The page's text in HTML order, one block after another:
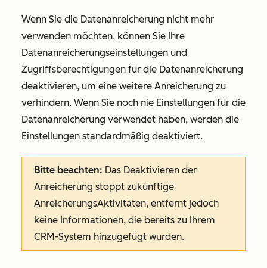
Wenn Sie die Datenanreicherung nicht mehr
verwenden möchten, können Sie Ihre
Datenanreicherungseinstellungen und
Zugriffsberechtigungen für die Datenanreicherung
deaktivieren, um eine weitere Anreicherung zu
verhindern. Wenn Sie noch nie Einstellungen für die
Datenanreicherung verwendet haben, werden die
Einstellungen standardmäßig deaktiviert.
Bitte beachten: Das Deaktivieren der
Anreicherung stoppt zukünftige
AnreicherungsAktivitäten, entfernt jedoch
keine Informationen, die bereits zu Ihrem
CRM-System hinzugefügt wurden.